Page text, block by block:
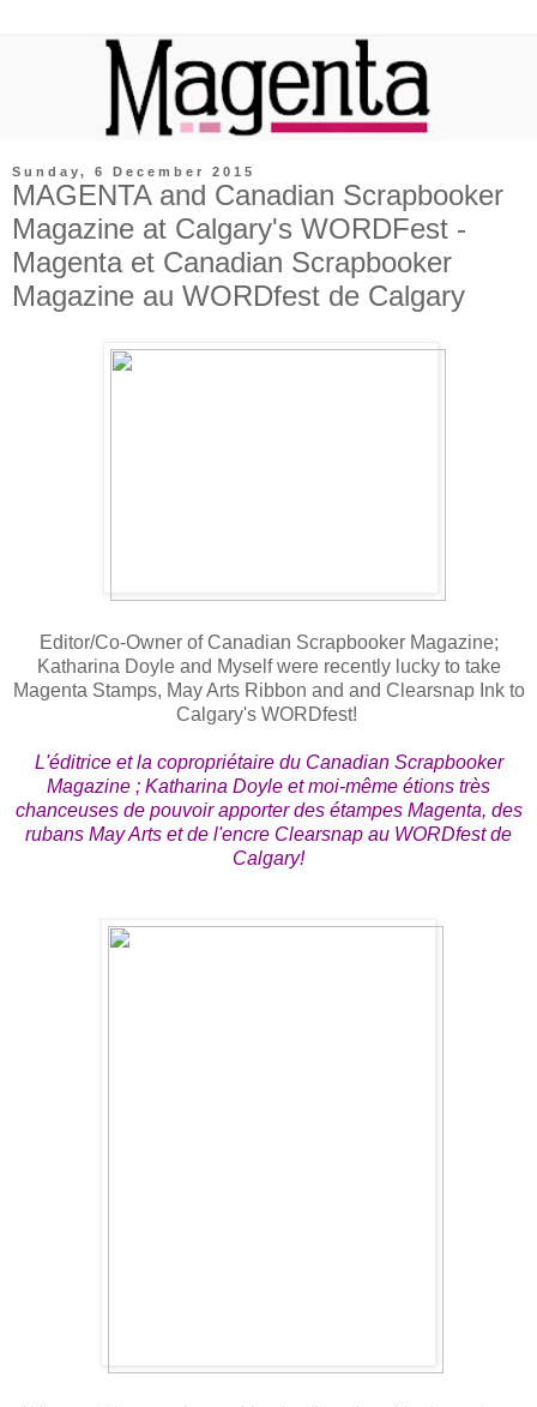
Sunday, 6 December 2015
MAGENTA and Canadian Scrapbooker
Magazine at Calgary's WORDFest -
Magenta et Canadian Scrapbooker
Magazine au WORDfest de Calgary
Editor/Co-Owner of Canadian Scrapbooker Magazine;
Katharina Doyle and Myself were recently lucky to take
Magenta Stamps, May Arts Ribbon and and Clearsnap Ink to
Calgary's WORDfest!
L'éditrice et la copropriétaire du Canadian Scrapbooker
Magazine ; Katharina Doyle et moi-même étions très
chanceuses de pouvoir apporter des étampes Magenta, des
rubans May Arts et de l'encre Clearsnap au WORDfest de
Calgary!